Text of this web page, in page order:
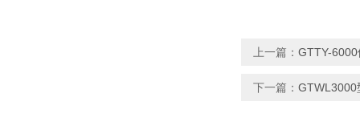
上一篇： GTTY-
下一篇： GTWL3000